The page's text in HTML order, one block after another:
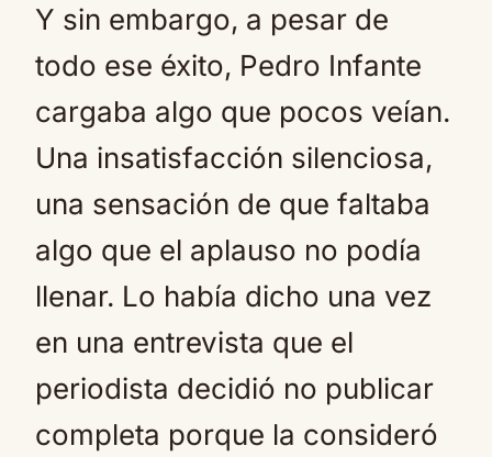
Y sin embargo, a pesar de
todo ese éxito, Pedro Infante
cargaba algo que pocos veían.
Una insatisfacción silenciosa,
una sensación de que faltaba
algo que el aplauso no podía
llenar. Lo había dicho una vez
en una entrevista que el
periodista decidió no publicar
completa porque la consideró